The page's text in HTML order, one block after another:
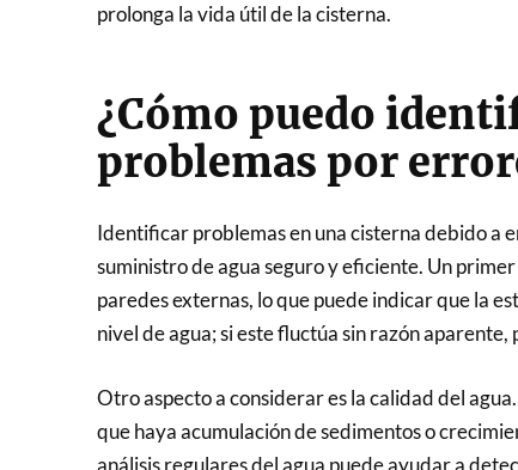
prolonga la vida útil de la cisterna.
¿Cómo puedo
problemas por
Identificar problemas en una cisterna debido a
suministro de agua seguro y eficiente. Un
paredes externas, lo que puede indicar que la
nivel de agua; si este fluctúa sin razón
Otro aspecto a considerar es la calidad del
que haya acumulación de sedimentos o
análisis regulares del agua puede ayudar a